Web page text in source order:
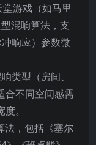
游戏（如马里
混响算法，支
响应）参数微
类型（房间、
合不同空间感需
。
法，包括《塞尔